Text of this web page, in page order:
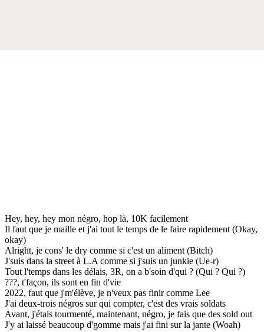
Hey, hey, hey mon négro, hop là, 10K facilement
Il faut que je maille et j'ai tout le temps de le faire rapidement (Okay,
okay)
Alright, je cons' le dry comme si c'est un aliment (Bitch)
J'suis dans la street à L.A comme si j'suis un junkie (Ue-r)
Tout l'temps dans les délais, 3R, on a b'soin d'qui ? (Qui ? Qui ?)
???, t'façon, ils sont en fin d'vie
2022, faut que j'm'élève, je n'veux pas finir comme Lee
J'ai deux-trois négros sur qui compter, c'est des vrais soldats
Avant, j'étais tourmenté, maintenant, négro, je fais que des sold out
J'y ai laissé beaucoup d'gomme mais j'ai fini sur la jante (Woah)